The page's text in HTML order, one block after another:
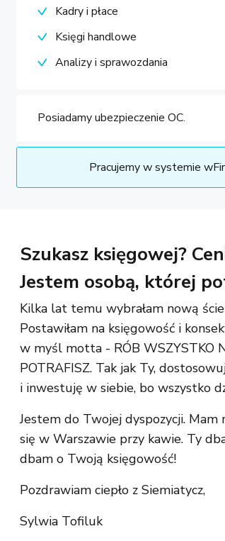
Kadry i płace
Księgi handlowe
Analizy i sprawozdania
Posiadamy ubezpieczenie OC.
Pracujemy w systemie
Szukasz księgowej?
Jestem osobą, której
Kilka lat temu wybrałam nową
Postawiłam na księgowość i
w myśl motta - RÓB WSZYSTKO
POTRAFISZ. Tak jak Ty,
i inwestuję w siebie, bo wszystko
Jestem do Twojej dyspozycji. Mam
się w Warszawie przy kawie. Ty
dbam o Twoją księgowość!
Pozdrawiam ciepło z Siemiatycz,
Sylwia Tofiluk